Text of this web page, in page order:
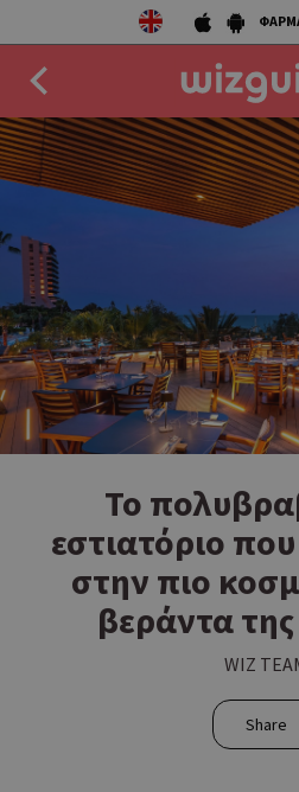
EAT
DRINK
50 BEST
AGENDA
COLLECTIONS
STORIES
Το
εστιατόριο
στην πιο
βεράντα
WIZ
Share